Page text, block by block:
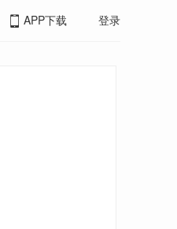
APP下载 登录